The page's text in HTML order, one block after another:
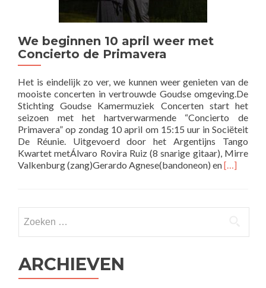
We beginnen 10 april weer met
Concierto de Primavera
Het is eindelijk zo ver, we kunnen weer genieten van de
mooiste concerten in vertrouwde Goudse omgeving.De
Stichting Goudse Kamermuziek Concerten start het
seizoen met het hartverwarmende “Concierto de
Primavera” op zondag 10 april om 15:15 uur in Sociëteit
De Réunie. Uitgevoerd door het Argentijns Tango
Kwartet metÁlvaro Rovira Ruiz (8 snarige gitaar), Mirre
Valkenburg (zang)Gerardo Agnese(bandoneon) enLees
10
weer
[…]
naar:
ARCHIEVEN